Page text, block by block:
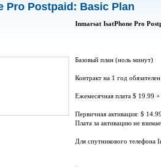
Pro Postpaid: Basic Plan
Inmarsat IsatPhone Pro
Базовый план (ноль минут)
Контракт на 1 год
Ежемесячная плата $ 19.99
Первичная активация: $
Плата за активацию не
Для спутникового телефона